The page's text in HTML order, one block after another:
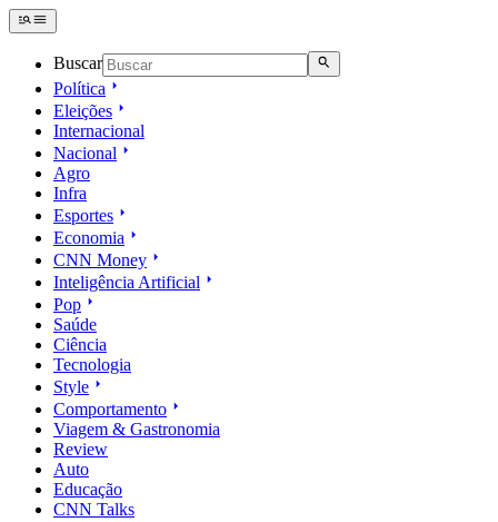
Buscar
Política
Eleições
Internacional
Nacional
Agro
Infra
Esportes
Economia
CNN Money
Inteligência Artificial
Pop
Saúde
Ciência
Tecnologia
Style
Comportamento
Viagem & Gastronomia
Review
Auto
Educação
CNN Talks